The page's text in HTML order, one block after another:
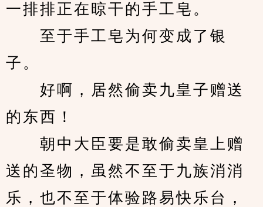
一排排正在晾干的手工皂。
至于手工皂为何变成了银
子。
好啊，居然偷卖九皇子赠送
的东西！
朝中大臣要是敢偷卖皇上赠
送的圣物，虽然不至于九族消消
乐，也不至于体验路易快乐台，